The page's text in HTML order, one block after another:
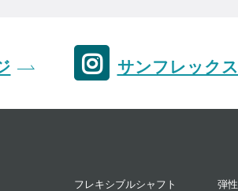
サンフレック
フレキシブルシャフト 弾